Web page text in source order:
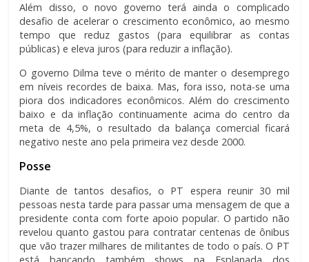
Além disso, o novo governo terá ainda o complicado
desafio de acelerar o crescimento econômico, ao mesmo
tempo que reduz gastos (para equilibrar as contas
públicas) e eleva juros (para reduzir a inflação).
O governo Dilma teve o mérito de manter o desemprego
em níveis recordes de baixa. Mas, fora isso, nota-se uma
piora dos indicadores econômicos. Além do crescimento
baixo e da inflação continuamente acima do centro da
meta de 4,5%, o resultado da balança comercial ficará
negativo neste ano pela primeira vez desde 2000.
Posse
Diante de tantos desafios, o PT espera reunir 30 mil
pessoas nesta tarde para passar uma mensagem de que a
presidente conta com forte apoio popular. O partido não
revelou quanto gastou para contratar centenas de ônibus
que vão trazer milhares de militantes de todo o país. O PT